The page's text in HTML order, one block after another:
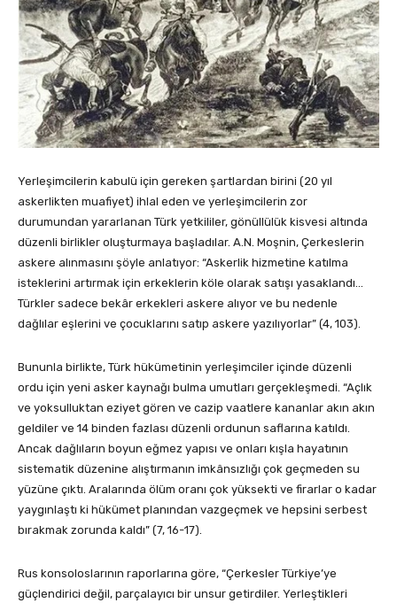
Yerleşimcilerin kabulü için gereken şartlardan birini (20 yıl
askerlikten muafiyet) ihlal eden ve yerleşimcilerin zor
durumundan yararlanan Türk yetkililer, gönüllülük kisvesi altında
düzenli birlikler oluşturmaya başladılar. A.N. Moşnin, Çerkeslerin
askere alınmasını şöyle anlatıyor: “Askerlik hizmetine katılma
isteklerini artırmak için erkeklerin köle olarak satışı yasaklandı…
Türkler sadece bekâr erkekleri askere alıyor ve bu nedenle
dağlılar eşlerini ve çocuklarını satıp askere yazılıyorlar” (4, 103).
Bununla birlikte, Türk hükümetinin yerleşimciler içinde düzenli
ordu için yeni asker kaynağı bulma umutları gerçekleşmedi. “Açlık
ve yoksulluktan eziyet gören ve cazip vaatlere kananlar akın akın
geldiler ve 14 binden fazlası düzenli ordunun saflarına katıldı.
Ancak dağlıların boyun eğmez yapısı ve onları kışla hayatının
sistematik düzenine alıştırmanın imkânsızlığı çok geçmeden su
yüzüne çıktı. Aralarında ölüm oranı çok yüksekti ve firarlar o kadar
yaygınlaştı ki hükümet planından vazgeçmek ve hepsini serbest
bırakmak zorunda kaldı” (7, 16-17).
Rus konsoloslarının raporlarına göre, “Çerkesler Türkiye’ye
güçlendirici değil, parçalayıcı bir unsur getirdiler. Yerleştikleri